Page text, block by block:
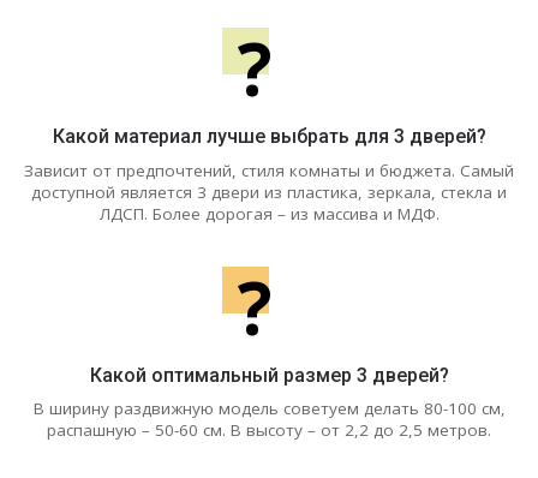
?
Какой материал лучше выбрать для 3 дверей?
Зависит от предпочтений, стиля комнаты и бюджета. Самый
доступной является 3 двери из пластика, зеркала, стекла и
ЛДСП. Более дорогая – из массива и МДФ.
?
Какой оптимальный размер 3 дверей?
В ширину раздвижную модель советуем делать 80-100 см,
распашную – 50-60 см. В высоту – от 2,2 до 2,5 метров.